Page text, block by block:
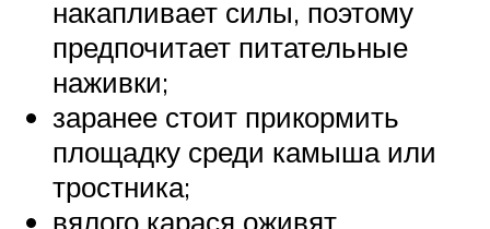
накапливает силы, поэтому
предпочитает питательные
наживки;
заранее стоит прикормить
площадку среди камыша или
тростника;
вялого карася оживят